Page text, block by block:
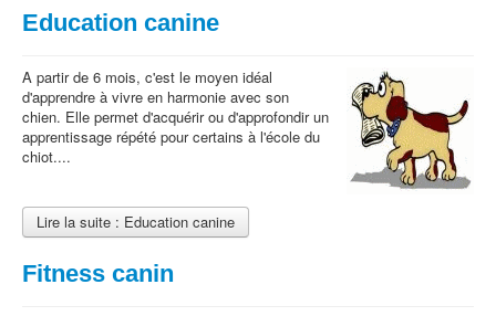
Education canine
A partir de 6 mois, c'est le moyen idéal
d'apprendre à vivre en harmonie avec son
chien. Elle permet d'acquérir ou d'approfondir un
apprentissage répété pour certains à l'école du
chiot....
Lire la suite : Education canine
Fitness canin